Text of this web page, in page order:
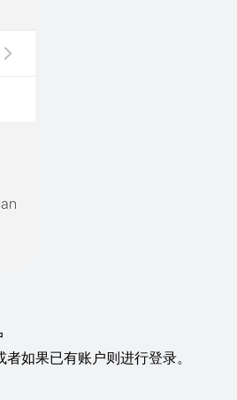
如果已有账户则进行登录。